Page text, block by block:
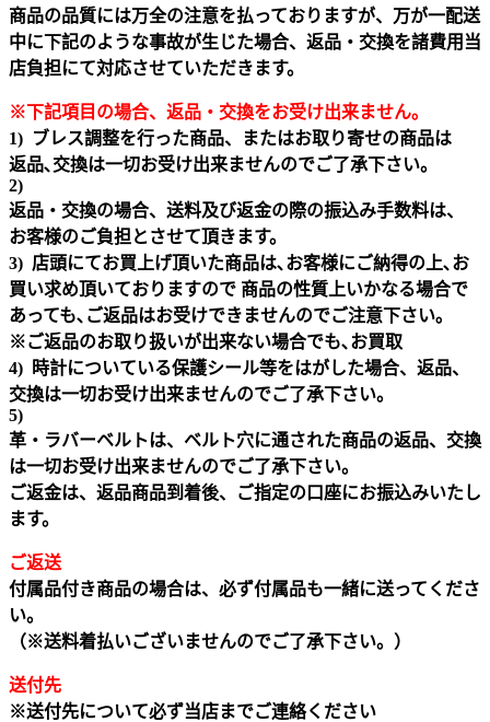
商品の品質には万全の注意を払っておりますが、万が一配送
中に下記のような事故が生じた場合、返品・交換を諸費用当
店負担にて対応させていただきます。
※下記項目の場合、返品・交換をお受け出来ません｡
1) ブレス調整を行った商品、またはお取り寄せの商品は
返品､交換は一切お受け出来ませんのでご了承下さい。
2)
返品・交換の場合、送料及び返金の際の振込み手数料は、
お客様のご負担とさせて頂きます。
3) 店頭にてお買上げ頂いた商品は､お客様にご納得の上､お
買い求め頂いておりますので 商品の性質上いかなる場合で
あっても､ご返品はお受けできませんのでご注意下さい｡
※ご返品のお取り扱いが出来ない場合でも､お買取
4) 時計についている保護シール等をはがした場合、返品、
交換は一切お受け出来ませんのでご了承下さい。
5)
革・ラバーベルトは、ベルト穴に通された商品の返品、交換
は一切お受け出来ませんのでご了承下さい。
ご返金は、返品商品到着後、ご指定の口座にお振込みいたし
ます。
ご返送
付属品付き商品の場合は、必ず付属品も一緒に送ってくださ
い。
（※送料着払いございませんのでご了承下さい。）
送付先
※送付先について必ず当店までご連絡ください